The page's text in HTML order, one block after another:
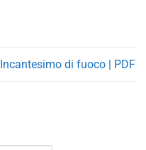
Incantesimo di fuoco | PDF